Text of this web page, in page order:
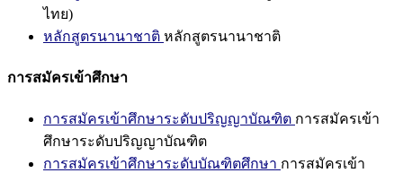
ไทย)
หลักสูตรนานาชาติ หลักสูตรนานาชาติ
การสมัครเข้าศึกษา
การสมัครเข้าศึกษาระดับปริญญาบัณฑิต การสมัครเข้า
ศึกษาระดับปริญญาบัณฑิต
การสมัครเข้าศึกษาระดับบัณฑิตศึกษา การสมัครเข้า